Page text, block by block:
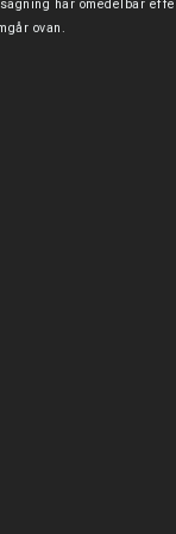
har omedelbar
ovan.